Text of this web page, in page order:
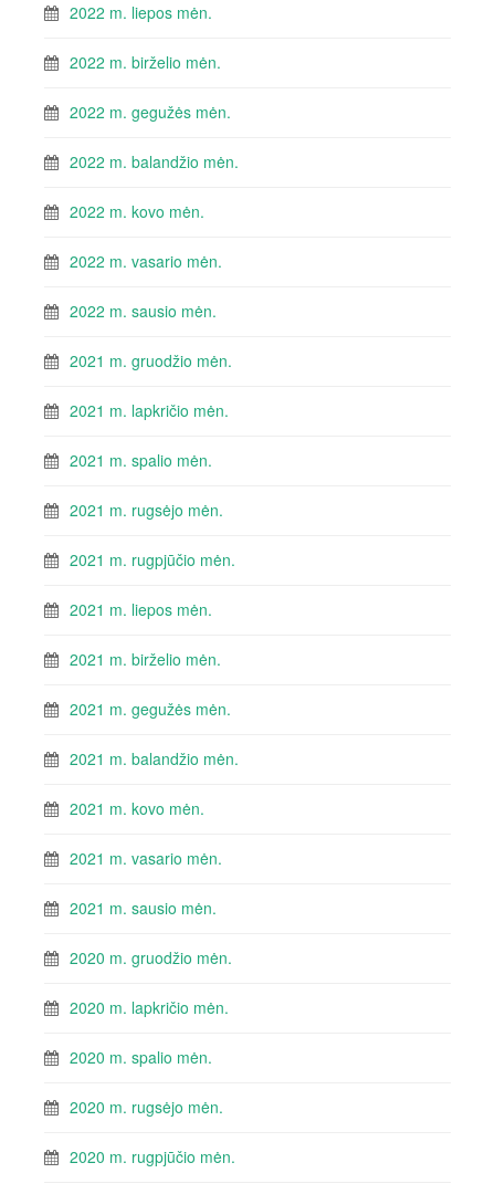
2022 m. liepos mėn.
2022 m. birželio mėn.
2022 m. gegužės mėn.
2022 m. balandžio mėn.
2022 m. kovo mėn.
2022 m. vasario mėn.
2022 m. sausio mėn.
2021 m. gruodžio mėn.
2021 m. lapkričio mėn.
2021 m. spalio mėn.
2021 m. rugsėjo mėn.
2021 m. rugpjūčio mėn.
2021 m. liepos mėn.
2021 m. birželio mėn.
2021 m. gegužės mėn.
2021 m. balandžio mėn.
2021 m. kovo mėn.
2021 m. vasario mėn.
2021 m. sausio mėn.
2020 m. gruodžio mėn.
2020 m. lapkričio mėn.
2020 m. spalio mėn.
2020 m. rugsėjo mėn.
2020 m. rugpjūčio mėn.